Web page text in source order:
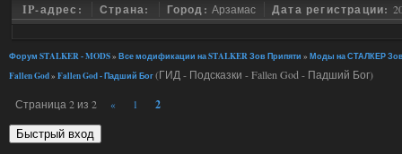
IP-адрес: Страна: Город:Арзамас Дата регистрации:
Форум STALKER - MODS» Все модификации на STALKER Зов Припяти » Моды на СТАЛКЕР
Fallen God» Fallen God - Падший Бог(ГИД - Подсказки - Fallen God - Падший Бог)
Страница 2 из 2 « 1 2